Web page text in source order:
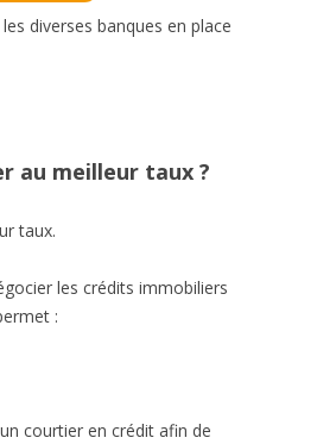
diverses banques en place
au meilleur taux ?
taux.
les crédits immobiliers
:
courtier en crédit afin de